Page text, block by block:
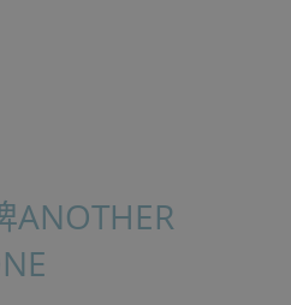
ANOTHER